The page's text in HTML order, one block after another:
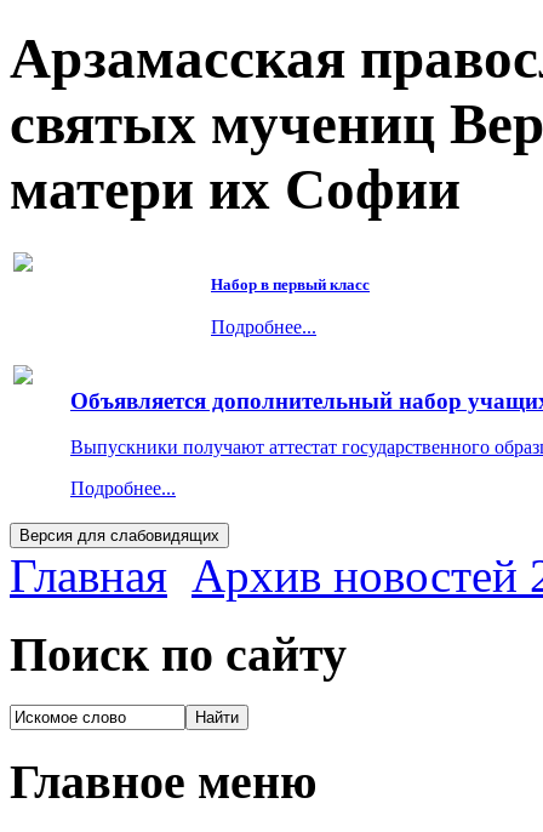
Арзамасская
святых мучениц
матери их Софии
Набор в первый класс
Подробнее...
Объявляется дополнительный набор
Выпускники получают аттестат государственного
Подробнее...
Главная Архив новостей
Поиск по сайту
Главное меню